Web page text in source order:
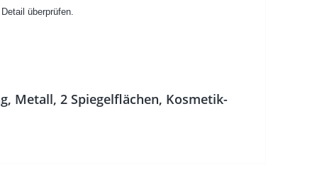
überprüfen.
Metall, 2 Spiegelflächen, Kosmetik-